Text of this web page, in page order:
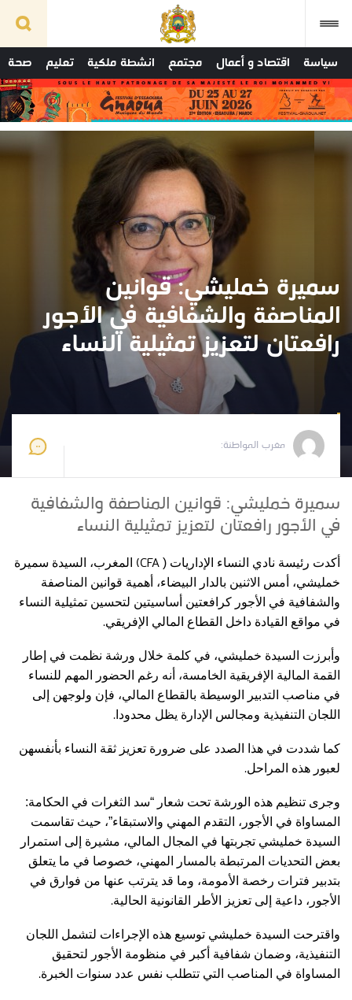
سياسة اقتصاد و أعمال مجتمع انشطة ملكية تعليم صحة
سميرة خمليشي: قوانين
المناصفة والشفافية في الأجور
رافعتان لتعزيز تمثيلية النساء
مغرب المواطنة:
سميرة خمليشي: قوانين المناصفة والشفافية
في الأجور رافعتان لتعزيز تمثيلية النساء
أكدت رئيسة نادي النساء الإداريات ( (CFA المغرب، السيدة سميرة
خمليشي، أمس الاثنين بالدار البيضاء، أهمية قوانين المناصفة
والشفافية في الأجور كرافعتين أساسيتين لتحسين تمثيلية النساء
في مواقع القيادة داخل القطاع المالي الإفريقي.
وأبرزت السيدة خمليشي، في كلمة خلال ورشة نظمت في إطار
القمة المالية الإفريقية الخامسة، أنه رغم الحضور المهم للنساء
في مناصب التدبير الوسيطة بالقطاع المالي، فإن ولوجهن إلى
اللجان التنفيذية ومجالس الإدارة يظل محدودا .
كما شددت في هذا الصدد على ضرورة تعزيز ثقة النساء بأنفسهن
لعبور هذه المراحل.
وجرى تنظيم هذه الورشة تحت شعار “سد الثغرات في الحكامة:
المساواة في الأجور، التقدم المهني والاستبقاء”، حيث تقاسمت
السيدة خمليشي تجربتها في المجال المالي، مشيرة إلى استمرار
بعض التحديات المرتبطة بالمسار المهني، خصوصا في ما يتعلق
بتدبير فترات رخصة الأمومة، وما قد يترتب عنها من فوارق في
الأجور، داعية إلى تعزيز الأطر القانونية الحالية.
واقترحت السيدة خمليشي توسيع هذه الإجراءات لتشمل اللجان
التنفيذية، وضمان شفافية أكبر في منظومة الأجور لتحقيق
المساواة في المناصب التي تتطلب نفس عدد سنوات الخبرة.